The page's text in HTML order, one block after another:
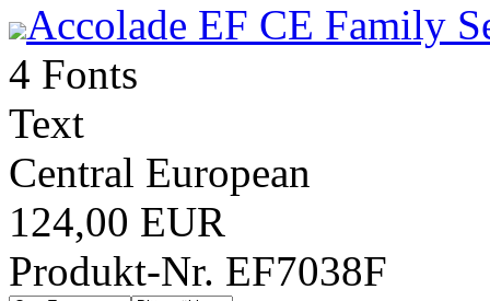
Accolade EF CE Family
4 Fonts
Text
Central European
124,00 EUR
Produkt-Nr. EF7038F